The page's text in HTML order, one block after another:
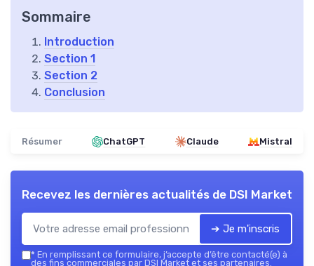
Sommaire
Introduction
Section 1
Section 2
Conclusion
Résumer ChatGPT Claude Mistral
Recevez les dernières actualités de DSI Market
➔ Je m'inscris
* En remplissant ce formulaire, j’accepte d’être contacté(e) à
des fins commerciales par DSI Market et ses partenaires.